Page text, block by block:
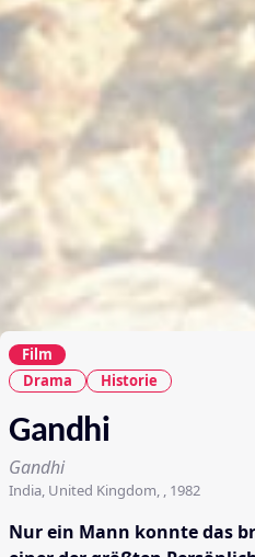
Film
Drama
Historie
Gandhi
Gandhi
India, United Kingdom, , 1982
Nur ein Mann konnte das